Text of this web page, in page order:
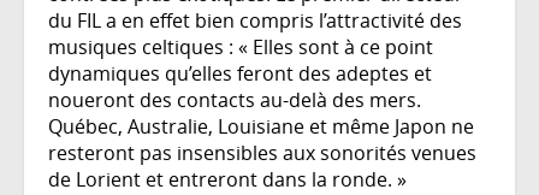
du FIL a en effet bien compris l’attractivité des
musiques celtiques : « Elles sont à ce point
dynamiques qu’elles feront des adeptes et
noueront des contacts au-delà des mers.
Québec, Australie, Louisiane et même Japon ne
resteront pas insensibles aux sonorités venues
de Lorient et entreront dans la ronde. »